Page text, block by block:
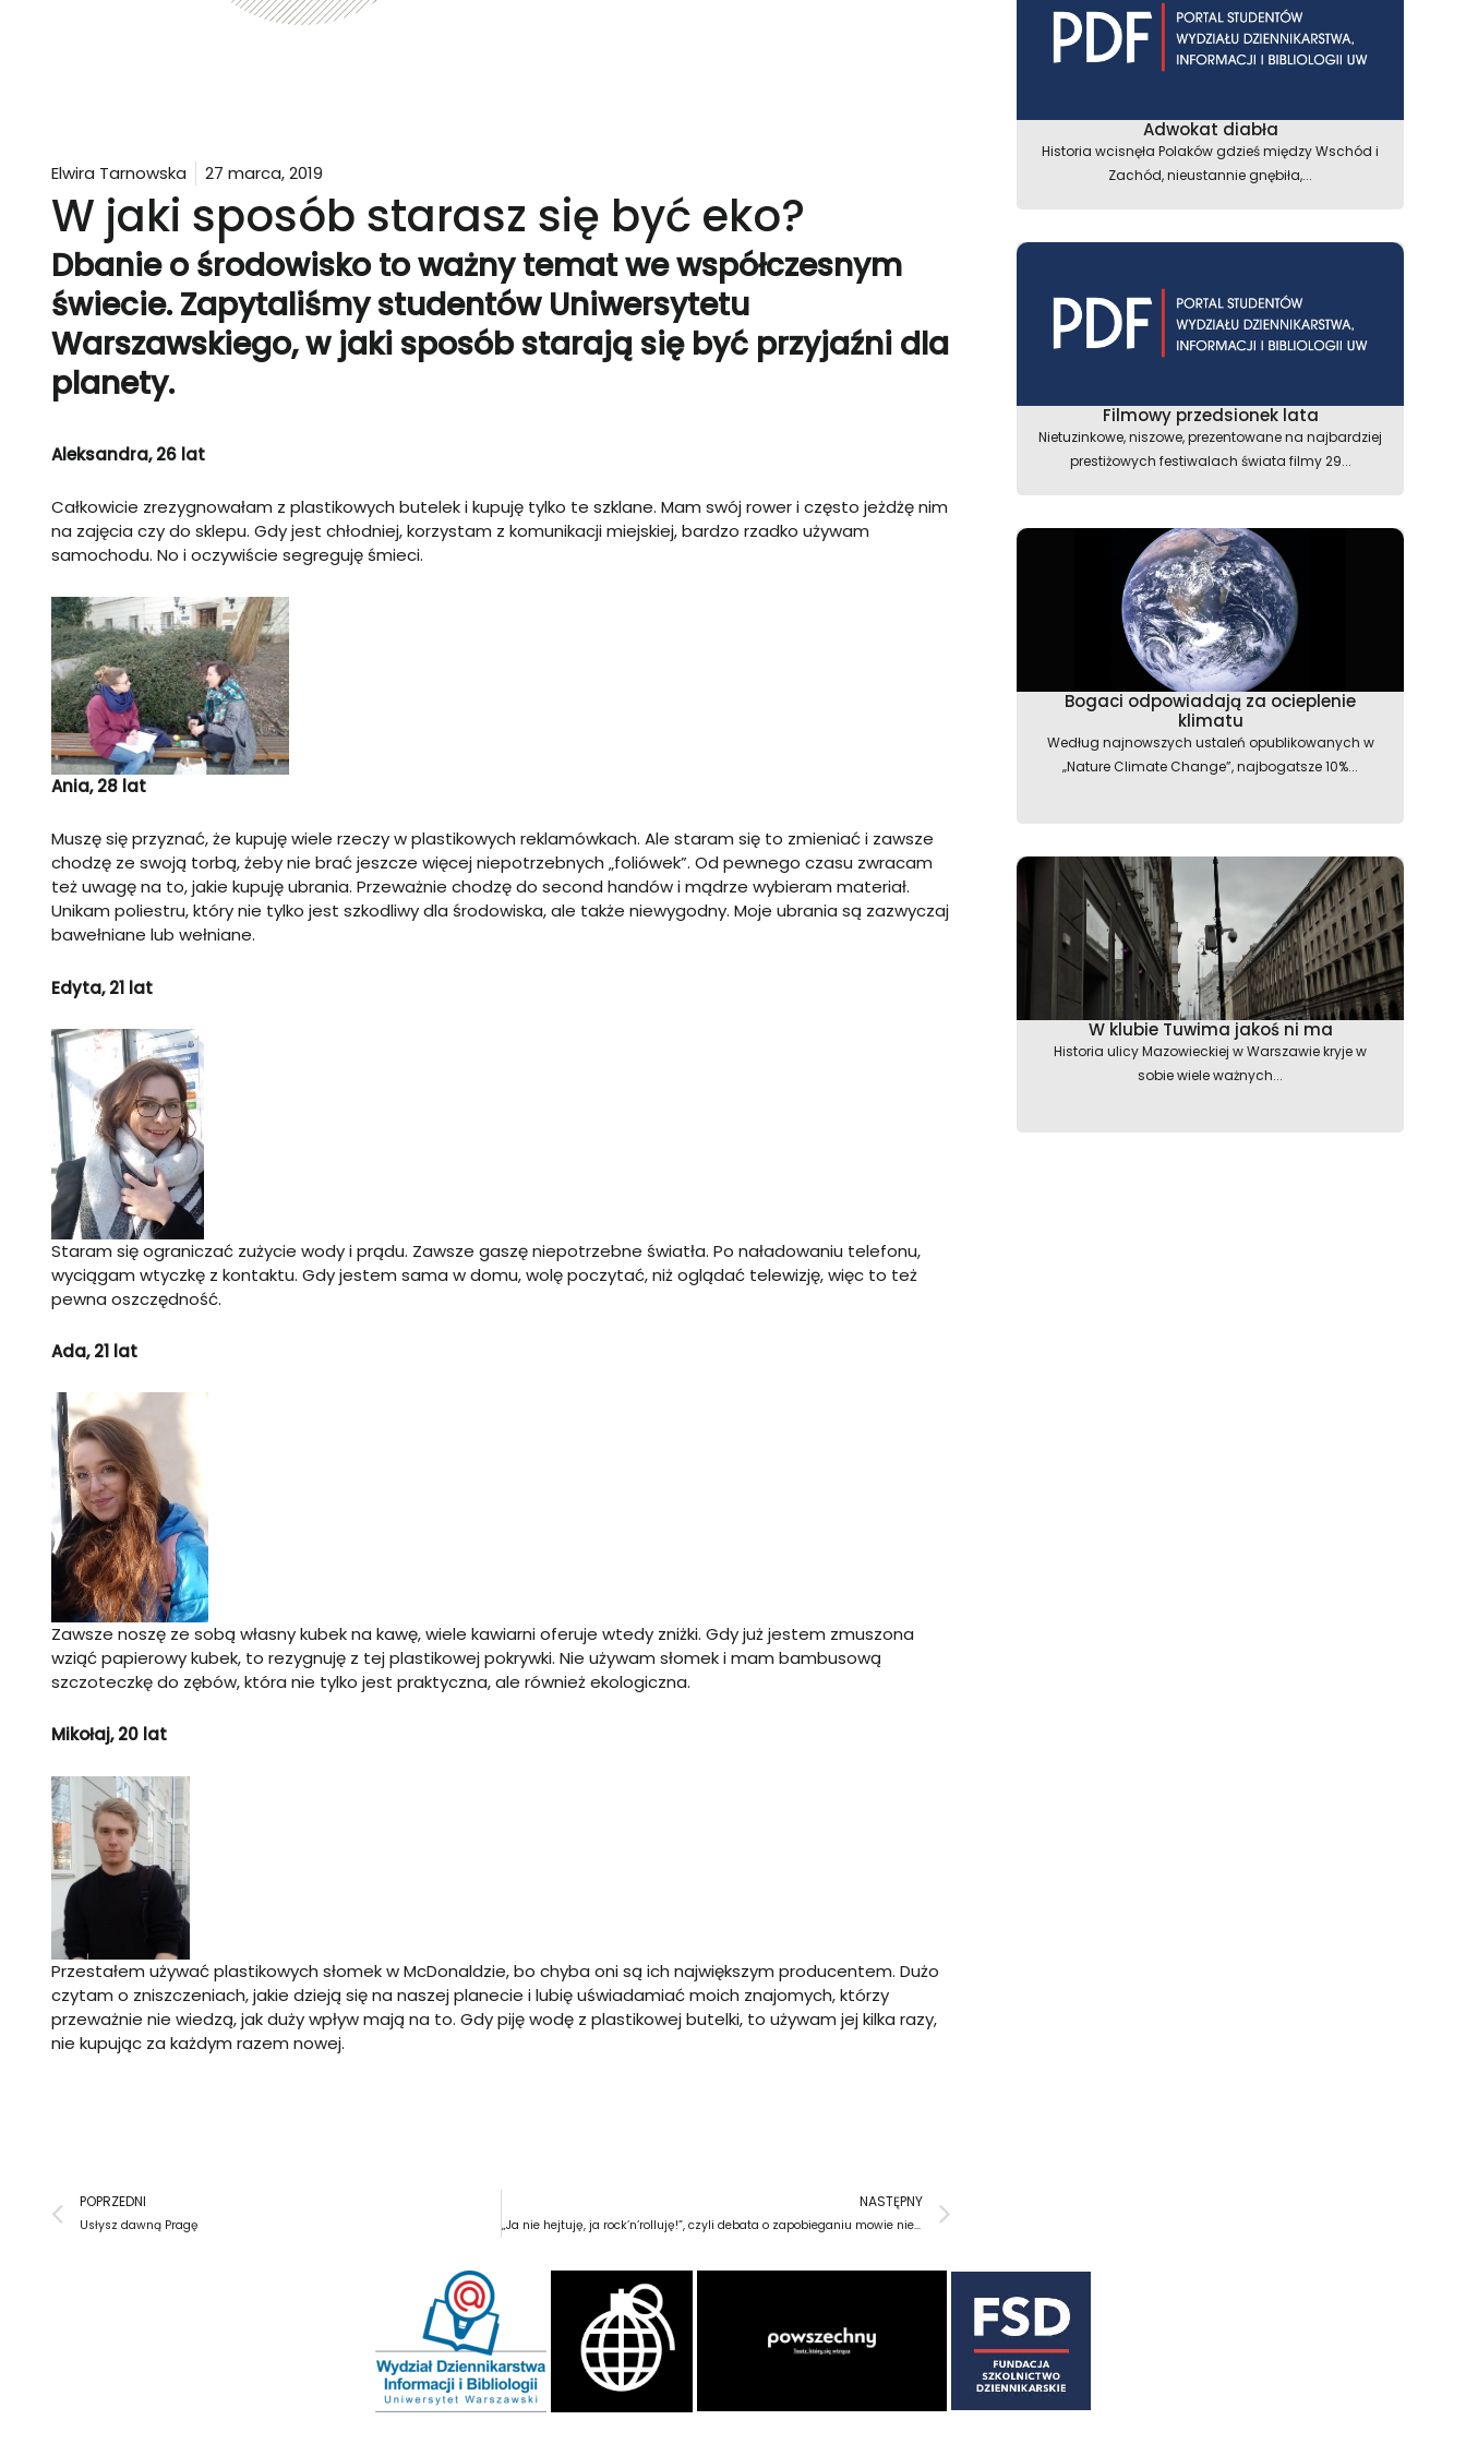
Elwira Tarnowska 27 marca, 2019
W jaki sposób starasz się być eko?
Dbanie o środowisko to ważny temat we współczesnym
świecie. Zapytaliśmy studentów Uniwersytetu
Warszawskiego, w jaki sposób starają się być przyjaźni dla
planety.
Aleksandra, 26 lat
Całkowicie zrezygnowałam z plastikowych butelek i kupuję tylko te szklane. Mam swój rower i często jeżdżę nim
na zajęcia czy do sklepu. Gdy jest chłodniej, korzystam z komunikacji miejskiej, bardzo rzadko używam
samochodu. No i oczywiście segreguję śmieci.
Ania, 28 lat
Muszę się przyznać, że kupuję wiele rzeczy w plastikowych reklamówkach. Ale staram się to zmieniać i zawsze
chodzę ze swoją torbą, żeby nie brać jeszcze więcej niepotrzebnych „foliówek”. Od pewnego czasu zwracam
też uwagę na to, jakie kupuję ubrania. Przeważnie chodzę do second handów i mądrze wybieram materiał.
Unikam poliestru, który nie tylko jest szkodliwy dla środowiska, ale także niewygodny. Moje ubrania są zazwyczaj
bawełniane lub wełniane.
Edyta, 21 lat
Staram się ograniczać zużycie wody i prądu. Zawsze gaszę niepotrzebne światła. Po naładowaniu telefonu,
wyciągam wtyczkę z kontaktu. Gdy jestem sama w domu, wolę poczytać, niż oglądać telewizję, więc to też
pewna oszczędność.
Ada, 21 lat
Zawsze noszę ze sobą własny kubek na kawę, wiele kawiarni oferuje wtedy zniżki. Gdy już jestem zmuszona
wziąć papierowy kubek, to rezygnuję z tej plastikowej pokrywki. Nie używam słomek i mam bambusową
szczoteczkę do zębów, która nie tylko jest praktyczna, ale również ekologiczna.
Mikołaj, 20 lat
Przestałem używać plastikowych słomek w McDonaldzie, bo chyba oni są ich największym producentem. Dużo
czytam o zniszczeniach, jakie dzieją się na naszej planecie i lubię uświadamiać moich znajomych, którzy
przeważnie nie wiedzą, jak duży wpływ mają na to. Gdy piję wodę z plastikowej butelki, to używam jej kilka razy,
nie kupując za każdym razem nowej.
Prev
POPRZEDNI
Usłysz dawną Pragę
NASTĘPNY
„Ja nie hejtuję, ja rock’n’rolluję!”, czyli debata o zapobieganiu mowie nienawiści
Adwokat diabła
Historia wcisnęła Polaków gdzieś między Wschód i
Zachód, nieustannie gnębiła,...
Filmowy przedsionek lata
Nietuzinkowe, niszowe, prezentowane na najbardziej
prestiżowych festiwalach świata filmy 29...
Bogaci odpowiadają za ocieplenie
klimatu
Według najnowszych ustaleń opublikowanych w
„Nature Climate Change”, najbogatsze 10%...
W klubie Tuwima jakoś ni ma
Historia ulicy Mazowieckiej w Warszawie kryje w
sobie wiele ważnych...